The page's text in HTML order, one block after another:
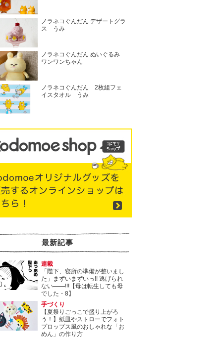
ノラネコぐんだん デザートグラ
ス うみ
ノラネコぐんだん ぬいぐるみ
ワンワンちゃん
ノラネコぐんだん 2枚組フェ
イスタオル うみ
最新記事
連載
「陛下、寝所の準備が整いまし
た」まずいまずいっ!! 逃げられ
ない――!!!【母は転生しても母
でした・8】
手づくり
【夏祭りごっこで盛り上がろ
う！】紙皿やストローでフォト
プロップス風のおしゃれな「お
めん」の作り方